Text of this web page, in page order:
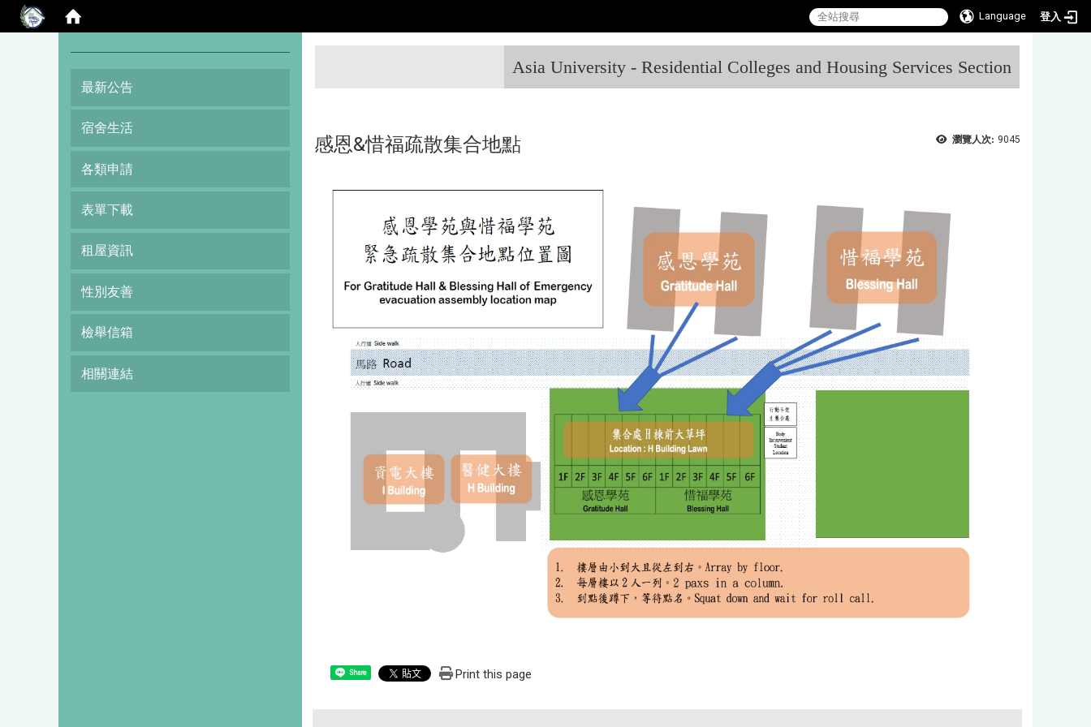
Language 登入
Asia University - Residential Colleges and Housing Services Section
最新公告
宿舍生活
各類申請
表單下載
租屋資訊
性別友善
檢舉信箱
相關連結
瀏覽人次: 9045
感恩&惜福疏散集合地點
Share Print this page